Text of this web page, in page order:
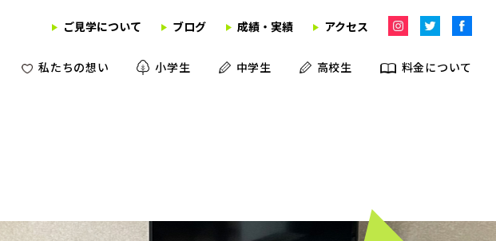
ご見学について ブログ 成績・実績 アクセス
私たちの想い
小学生
中学生 高校生 料金について